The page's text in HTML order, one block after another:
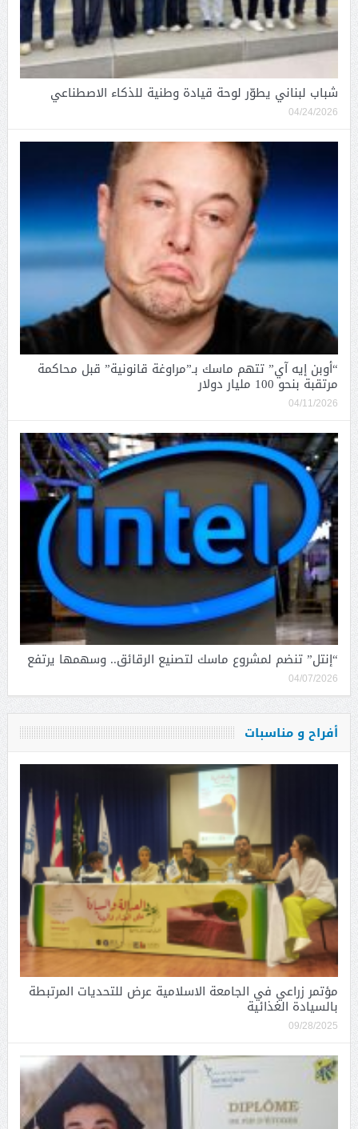
شباب لبناني يطوّر لوحة قيادة وطنية للذكاء الاصطناعي
04/24/2026
“أوبن إيه آي” تتهم ماسك بـ”مراوغة قانونية” قبل محاكمة
مرتقبة بنحو 100 مليار دولار
04/11/2026
“إنتل” تنضم لمشروع ماسك لتصنيع الرقائق.. وسهمها يرتفع
04/07/2026
أفراح و مناسبات
مؤتمر زراعي في الجامعة الاسلامية عرض للتحديات المرتبطة
بالسيادة الغذائية
09/28/2025